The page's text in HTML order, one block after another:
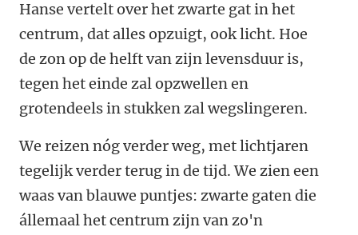
Hanse vertelt over het zwarte gat in het
centrum, dat alles opzuigt, ook licht. Hoe
de zon op de helft van zijn levensduur is,
tegen het einde zal opzwellen en
grotendeels in stukken zal wegslingeren.
We reizen nóg verder weg, met lichtjaren
tegelijk verder terug in de tijd. We zien een
waas van blauwe puntjes: zwarte gaten die
állemaal het centrum zijn van zo'n